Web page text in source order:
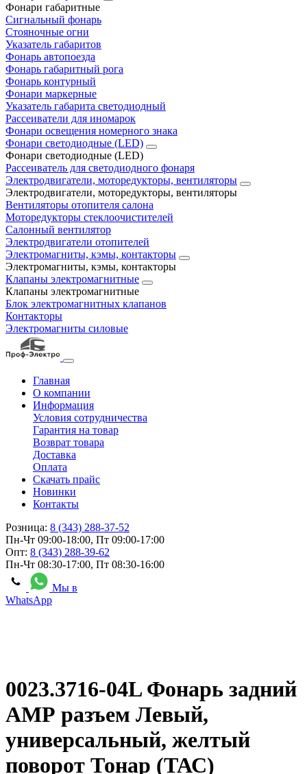
Фонари габаритные
Сигнальный фонарь
Стояночные огни
Указатель габаритов
Фонарь автопоезда
Фонарь габаритный рога
Фонарь контурный
Фонари маркерные
Указатель габарита светодиодный
Рассеиватели для иномарок
Фонари освещения номерного знака
Фонари светодиодные (LED)
Фонари светодиодные (LED)
Рассеиватель для светодиодного фонаря
Электродвигатели, моторедукторы, вентиляторы
Электродвигатели, моторедукторы, вентиляторы
Вентиляторы отопителя салона
Моторедукторы стеклоочистителей
Салонный вентилятор
Электродвигатели отопителей
Электромагниты, кэмы, контакторы
Электромагниты, кэмы, контакторы
Клапаны электромагнитные
Клапаны электромагнитные
Блок электромагнитных клапанов
Контакторы
Электромагниты силовые
Главная
О компании
Информация
Условия сотрудничества
Гарантия на товар
Возврат товара
Доставка
Оплата
Скачать прайс
Новинки
Контакты
Розница: 8 (343) 288-37-52
Пн-Чт 09:00-18:00, Пт 09:00-17:00
Опт: 8 (343) 288-39-62
Пн-Чт 08:30-17:00, Пт 08:30-16:00
Мы в
WhatsApp
0023.3716-04L Фонарь задний
АМР разъем Левый,
универсальный, желтый
поворот Тонар (ТАС)